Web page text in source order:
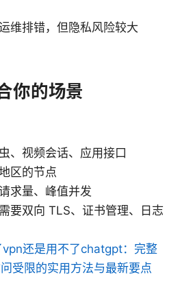
维排错，但隐私风险较大
你的场景
、视频会话、应用接口
区的节点
求量、峰值并发
要双向 TLS、证书管理、日志
vpn还是用不了chatgpt：完整
受限的实用方法与最新要点